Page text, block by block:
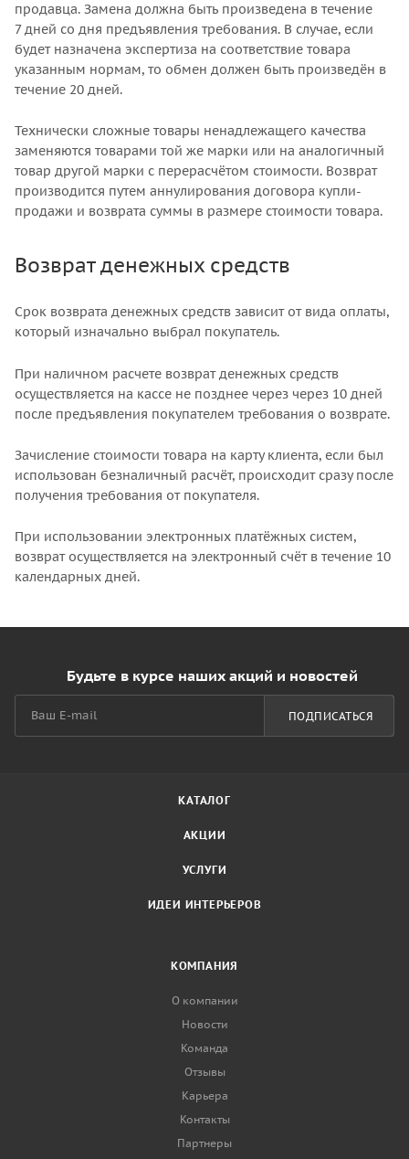
продавца. Замена должна быть произведена в течение
7 дней со дня предъявления требования. В случае, если
будет назначена экспертиза на соответствие товара
указанным нормам, то обмен должен быть произведён в
течение 20 дней.
Технически сложные товары ненадлежащего качества
заменяются товарами той же марки или на аналогичный
товар другой марки с перерасчётом стоимости. Возврат
производится путем аннулирования договора купли-
продажи и возврата суммы в размере стоимости товара.
Возврат денежных средств
Срок возврата денежных средств зависит от вида оплаты,
который изначально выбрал покупатель.
При наличном расчете возврат денежных средств
осуществляется на кассе не позднее через через 10 дней
после предъявления покупателем требования о возврате.
Зачисление стоимости товара на карту клиента, если был
использован безналичный расчёт, происходит сразу после
получения требования от покупателя.
При использовании электронных платёжных систем,
возврат осуществляется на электронный счёт в течение 10
календарных дней.
Будьте в курсе наших акций и новостей
ПОДПИСАТЬСЯ
КАТАЛОГ
АКЦИИ
УСЛУГИ
ИДЕИ ИНТЕРЬЕРОВ
КОМПАНИЯ
О компании
Новости
Команда
Отзывы
Карьера
Контакты
Партнеры